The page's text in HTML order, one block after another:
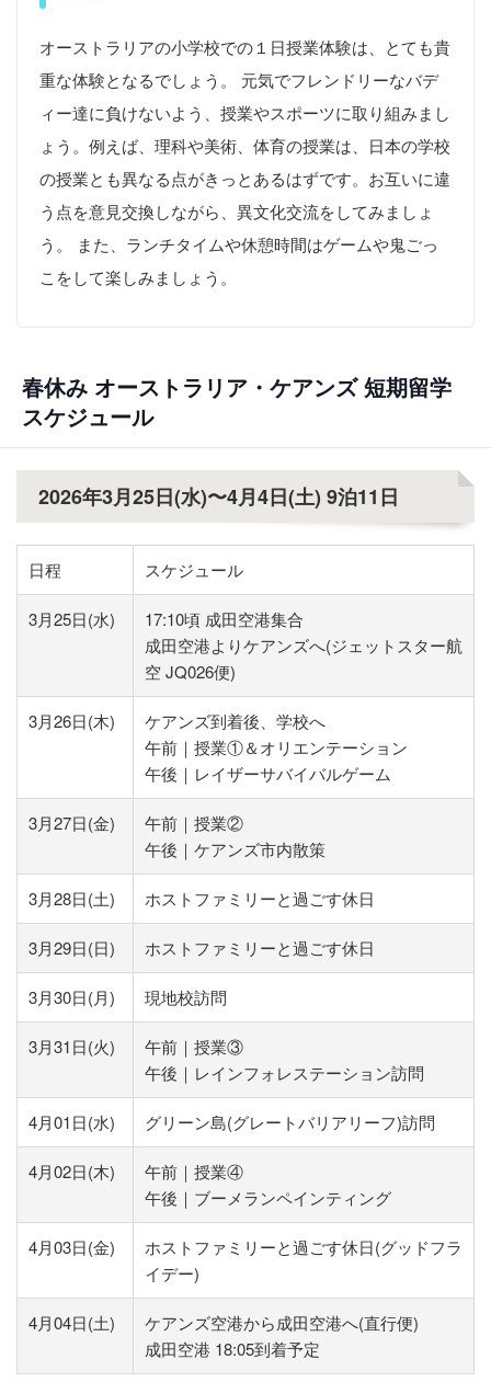
オーストラリアの小学校での１日授業体験は、とても貴
重な体験となるでしょう。 元気でフレンドリーなバデ
ィー達に負けないよう、授業やスポーツに取り組みまし
ょう。例えば、理科や美術、体育の授業は、日本の学校
の授業とも異なる点がきっとあるはずです。お互いに違
う点を意見交換しながら、異文化交流をしてみましょ
う。 また、ランチタイムや休憩時間はゲームや鬼ごっ
こをして楽しみましょう。
春休み オーストラリア・ケアンズ 短期留学
スケジュール
2026年3月25日(水)〜4月4日(土) 9泊11日
日程 スケジュール
3月25日(水)
17:10頃 成田空港集合
成田空港よりケアンズへ(ジェットスター航
空 JQ026便)
3月26日(木)
ケアンズ到着後、学校へ
午前｜授業①＆オリエンテーション
午後｜レイザーサバイバルゲーム
3月27日(金)
午前｜授業②
午後｜ケアンズ市内散策
3月28日(土) ホストファミリーと過ごす休日
3月29日(日) ホストファミリーと過ごす休日
3月30日(月) 現地校訪問
3月31日(火)
午前｜授業③
午後｜レインフォレステーション訪問
4月01日(水) グリーン島(グレートバリアリーフ)訪問
4月02日(木)
午前｜授業④
午後｜ブーメランペインティング
4月03日(金)
ホストファミリーと過ごす休日(グッドフラ
イデー)
4月04日(土)
ケアンズ空港から成田空港へ(直行便)
成田空港 18:05到着予定